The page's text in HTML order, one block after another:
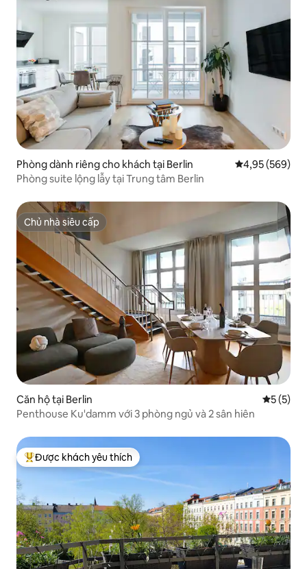
Phòng dành riêng cho khách tại Berlin Xếp hạng
4,95 (569)
Phòng suite lộng lẫy tại Trung tâm Berlin
Chủ nhà siêu cấp
Chủ nhà siêu cấp
Căn hộ tại Berlin Xếp5 (5)
Penthouse Ku'damm với 3 phòng ngủ và 2 sân hiên
Được khách yêu thích nhất
Được khách yêu thích